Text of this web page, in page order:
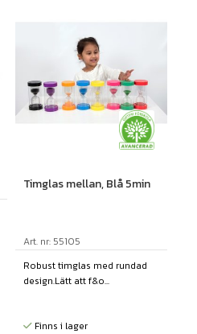
Timglas mellan, Blå 5min
Art. nr: 55105
Robust timglas med rundad
design.Lätt att f&o...
Finns i lager